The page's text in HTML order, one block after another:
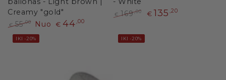
Creamy "gold"
Paprasta
kaina
€ 55,00
Išpardavimo
kaina
Nuo € 44 ,00
kaina
€ 169,00 € 135 ,20
IKI -20% IKI -20%